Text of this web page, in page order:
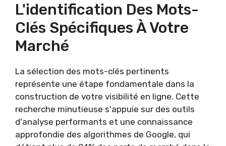
L'identification Des Mots-
Clés Spécifiques À Votre
Marché
La sélection des mots-clés pertinents
représente une étape fondamentale dans la
construction de votre visibilité en ligne. Cette
recherche minutieuse s'appuie sur des outils
d'analyse performants et une connaissance
approfondie des algorithmes de Google, qui